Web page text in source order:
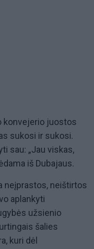
konvejerio juostos
sukosi ir sukosi.
sau: „Jau viskas,
iš Dubajaus.
neįprastos, neištirtos
aplankyti
užsienio
šalies
kuri dėl